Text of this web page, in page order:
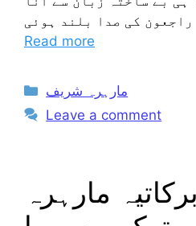
Read more
Categories
مارہرہ شریف
Leave a comment
مارہرہ